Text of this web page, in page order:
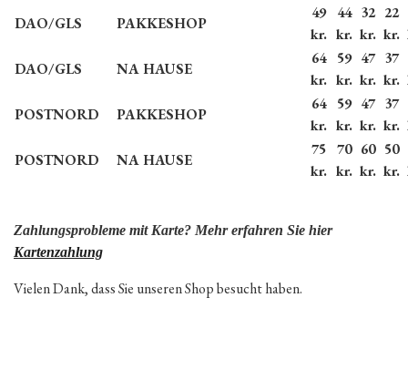
DAO/GLS PAKKESHOP
49
kr.
44
kr.
32
kr.
22
kr.
DAO/GLS
NA HAUSE
64
kr.
59
kr.
47
kr.
37
kr.
POSTNORD
PAKKESHOP
64
kr.
59
kr.
47
kr.
37
kr.
POSTNORD
NA HAUSE
75
kr.
70
kr.
60
kr.
50
kr.
Zahlungsprobleme mit Karte? Mehr erfahren Sie hier
Kartenzahlung
Vielen Dank, dass Sie unseren Shop besucht haben.